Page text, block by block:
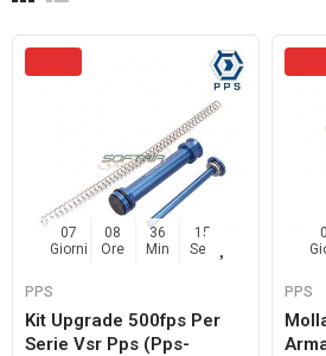
07
Giorni
08
Ore
36
Min
14
Sec
PPS
Kit Upgrade 500fps Per
Serie Vsr Pps (pps-
PPS